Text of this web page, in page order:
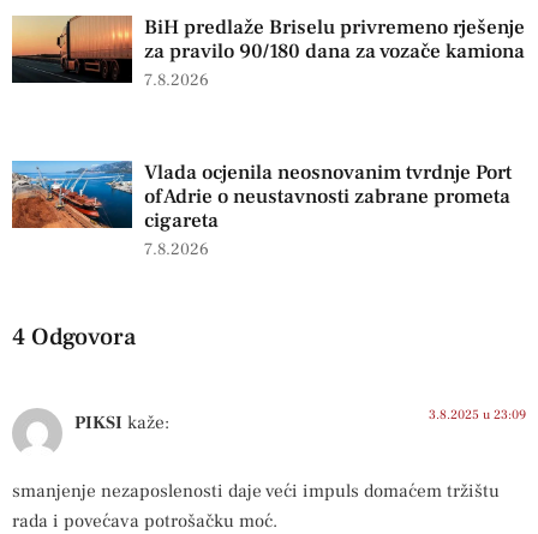
BiH predlaže Briselu privremeno rješenje
za pravilo 90/180 dana za vozače kamiona
7.8.2026
Vlada ocjenila neosnovanim tvrdnje Port
of Adrie o neustavnosti zabrane prometa
cigareta
7.8.2026
4 Odgovora
PIKSI kaže: 3.8.2025 u 23:09
smanjenje nezaposlenosti daje veći impuls domaćem tržištu
rada i povećava potrošačku moć.